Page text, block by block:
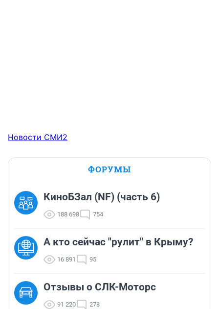
Новости СМИ2
ФОРУМЫ
КиноБЗал (NF) (часть 6)
188 698 754
А кто сейчас "рулит" в Крыму?
16 891 95
Отзывы о СЛК-Моторс
91 220 278